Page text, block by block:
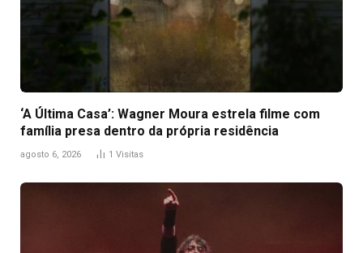
‘A Última Casa’: Wagner Moura estrela filme com
família presa dentro da própria residência
agosto 6, 2026 1 Visitas